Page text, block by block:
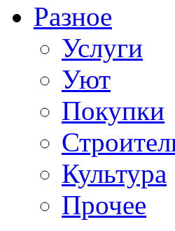
Разное
Услуги
Уют
Покупки
Культура
Прочее